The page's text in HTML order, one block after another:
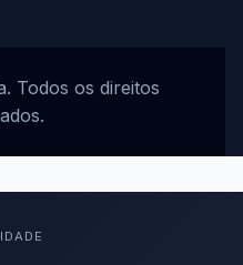
Todos os direitos